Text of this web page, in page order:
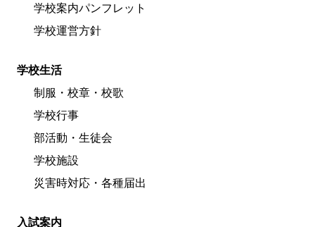
学校案内パンフレット
学校運営方針
学校生活
制服・校章・校歌
学校行事
部活動・生徒会
学校施設
災害時対応・各種届出
入試案内